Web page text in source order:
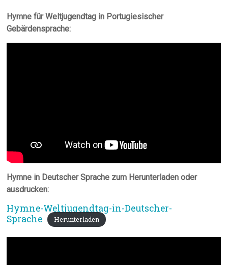
Hymne für Weltjugendtag in Portugiesischer
Gebärdensprache:
Hymne in Deutscher Sprache zum Herunterladen oder
ausdrucken:
Hymne-Weltjugendtag-in-Deutscher-
Sprache
Herunterladen